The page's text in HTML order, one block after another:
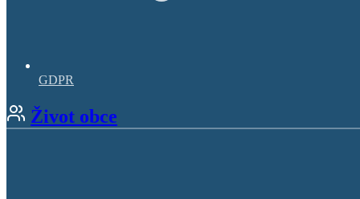
GDPR
Život obce